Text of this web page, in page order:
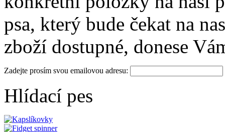
psa, který bude čekat na
zboží dostupné, donese
Zadejte prosím svou emailovou adresu:
Hlídací pes